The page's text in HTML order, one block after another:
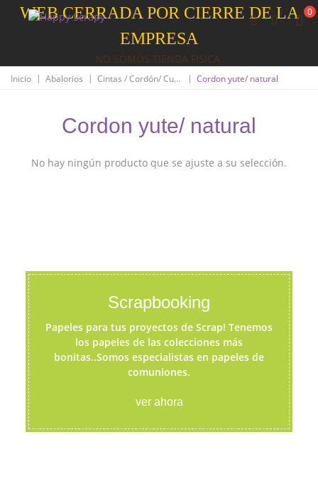
WEB CERRADA POR CIERRE DE LA
EMPRESA
NO SOMOS TIENDA FISICA
0
Inicio | Abalorios | Cintas / Cordón/ Cuero | Cordon yute/ natural
Cordon yute/ natural
No hay ningún producto que se ajuste a su selección.
Scrapbooking
Papeles para tus proyectos de Scrap! Tenemos
los papeles de las colecciones más
bonitas..Somos especialistas en papeles de
comuniones.
ver ahora